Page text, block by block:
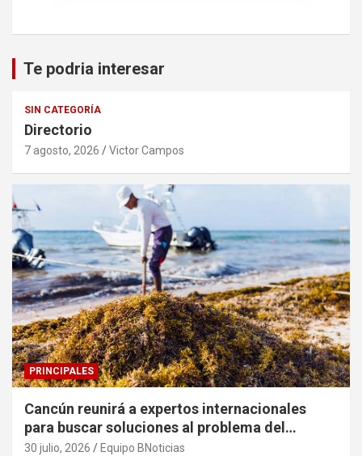
Te podria interesar
SIN CATEGORÍA
Directorio
7 agosto, 2026 Victor Campos
PRINCIPALES
Cancún reunirá a expertos internacionales
para buscar soluciones al problema del
sargazo
30 julio, 2026 Equipo BNoticias